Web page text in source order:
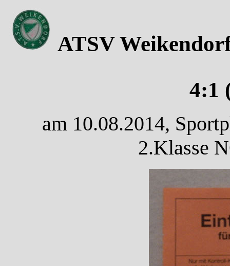
ATSV
4:1
am 10.08.2014,
2.Klasse